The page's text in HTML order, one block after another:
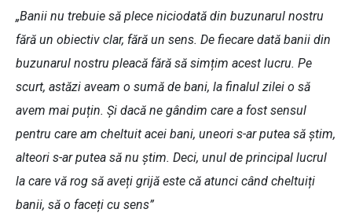
„Banii nu trebuie să plece niciodată din buzunarul nostru
fără un obiectiv clar, fără un sens. De fiecare dată banii din
buzunarul nostru pleacă fără să simțim acest lucru. Pe
scurt, astăzi aveam o sumă de bani, la finalul zilei o să
avem mai puțin. Și dacă ne gândim care a fost sensul
pentru care am cheltuit acei bani, uneori s-ar putea să știm,
alteori s-ar putea să nu știm. Deci, unul de principal lucrul
la care vă rog să aveți grijă este că atunci când cheltuiți
banii, să o faceți cu sens”